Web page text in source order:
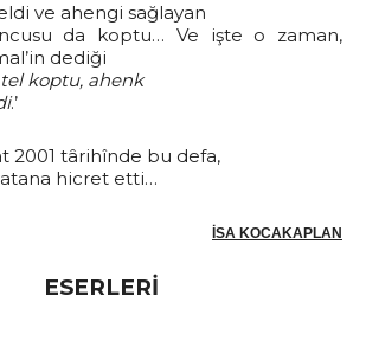
ve ahengi sağlayan
da koptu… Ve işte o zaman,
dediği
koptu, ahenk
.’
2001 târihînde bu defa,
hicret etti…
İSA KOCAKAPLAN
ESERLERİ